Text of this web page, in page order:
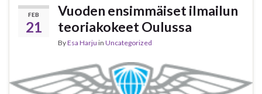
FEB
21
Vuoden ensimmäiset ilmailun
teoriakokeet Oulussa
ByEsa Harju in Uncategorized